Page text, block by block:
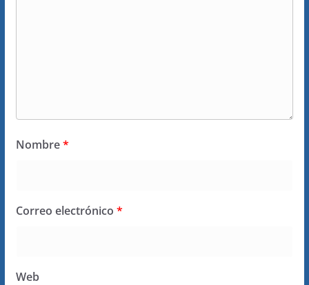
Nombre*
Correo electrónico *
Web